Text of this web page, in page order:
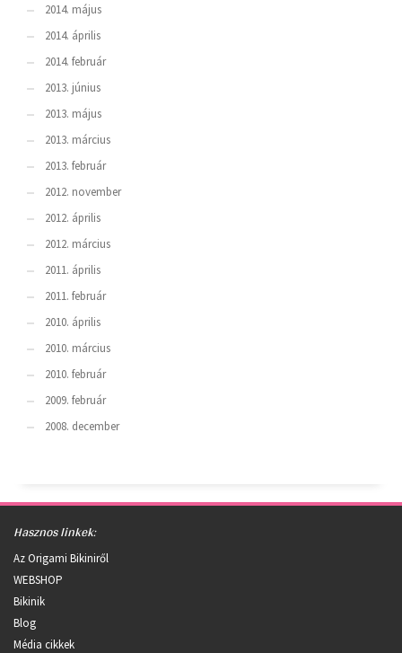
2014. május
2014. április
2014. február
2013. június
2013. május
2013. március
2013. február
2012. november
2012. április
2012. március
2011. április
2011. február
2010. április
2010. március
2010. február
2009. február
2008. december
Hasznos linkek:
Az Origami Bikiniről
WEBSHOP
Bikinik
Blog
Média cikkek